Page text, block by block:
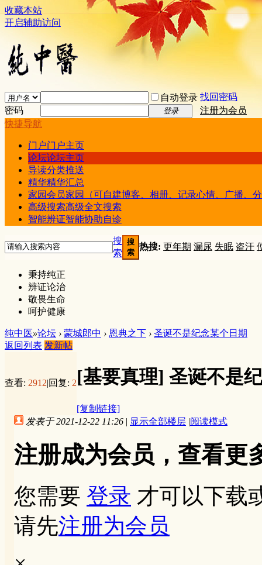
收藏本站
开启辅助访问
自动登录 找回密码
密码
登录
注册为会员
快捷导航
门户门户主页
论坛论坛主页
导读分类推送
精华精华汇总
家园会员家园（可自建博客、相册、记录心情、广播、
高级搜索高级全文搜索
智能辨证智能协助自诊
搜
索
搜
索
热搜: 更年期 漏尿 失眠 盗汗
秉持纯正
辨证论治
敬畏生命
呵护健康
纯中医»论坛 › 蒙城郎中 › 恩典之下 › 圣诞不是纪念某个日期
返回列表 发新帖
查看: 2912|回复: 2[基要真理] 圣诞不是
[复制链接]
发表于 2021-12-22 11:26 | 显示全部楼层 |阅读模式
注册成为会员，查看更
您需要 登录 才可以下载
请先注册为会员